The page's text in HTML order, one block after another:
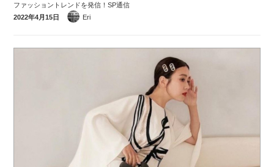
ファッショントレンドを発信！SP通信
2022年4月15日
Eri